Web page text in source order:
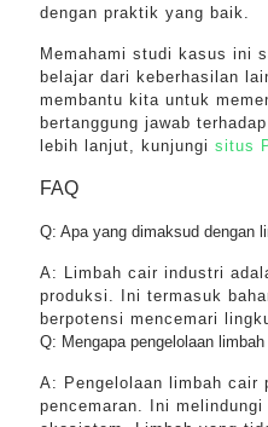
dengan praktik yang baik.
Memahami studi kasus ini
belajar dari keberhasilan
membantu kita untuk
bertanggung jawab
lebih lanjut, kunjungi situs
FAQ
Q: Apa yang dimaksud dengan
A: Limbah cair industri
produksi. Ini termasuk
berpotensi mencemari
Q: Mengapa pengelolaan
A: Pengelolaan limbah cair
pencemaran. Ini